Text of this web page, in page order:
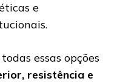
e
essas opções
resistência e